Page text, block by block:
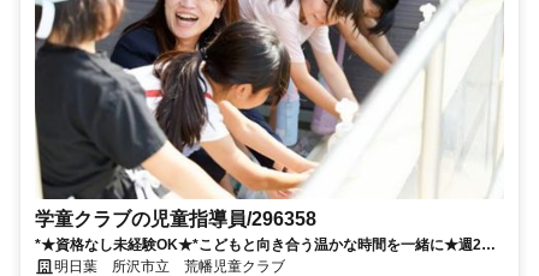
学童クラブの児童指導員/296358
*★資格なし未経験OK★*こどもと向き合う温かな時間を一緒に★週2日
～OK◎指導員デビュー歓迎♪
明日葉 所沢市立 荒幡児童クラブ